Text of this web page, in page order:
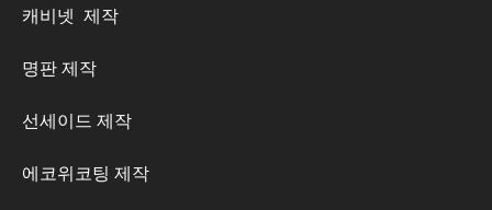
캐비넷 제작
명판 제작
선세이드 제작
에코위코팅 제작